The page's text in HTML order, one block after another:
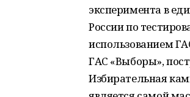
эксперимента в
России по
использованием
ГАС «Выборы»,
Избирательная